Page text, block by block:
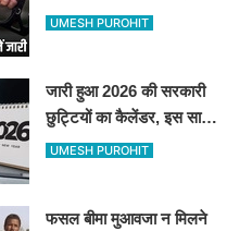
डीजल की कीमतें जारी, जानिए
UMESH PUROHIT
जारी हुआ 2026 की सरकारी
छुट्टियों का कैलेंडर, इस साल
कई बार मिलेगा लगातार
UMESH PUROHIT
फसल बीमा मुआवजा न मिलने